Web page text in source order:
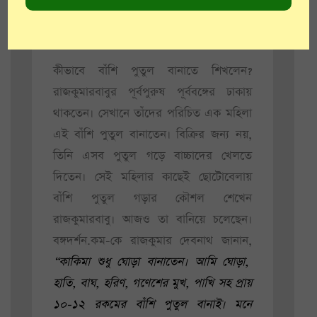
মজিলপুরের পুতুলশিল্পকে একাই
কীভাবে বাঁশি পুতুল বানাতে শিখলেন?
রাজকুমারবাবুর পূর্বপুরুষ পূর্ববঙ্গের ঢাকায়
থাকতেন। সেখানে তাঁদের পরিচিত এক মহিলা
এই বাঁশি পুতুল বানাতেন। বিক্রির জন্য নয়,
তিনি এসব পুতুল গড়ে বাচ্চাদের খেলতে
দিতেন। সেই মহিলার কাছেই ছোটোবেলায়
বাঁশি পুতুল গড়ার কৌশল শেখেন
রাজকুমারবাবু। আজও তা বানিয়ে চলেছেন।
বঙ্গদর্শন.কম-কে রাজকুমার দেবনাথ জানান,
“কাকিমা শুধু ঘোড়া বানাতেন। আমি ঘোড়া,
হাতি, বাঘ, হরিণ, গণেশের মুখ, পাখি সহ প্রায়
১০-১২ রকমের বাঁশি পুতুল বানাই। মনে